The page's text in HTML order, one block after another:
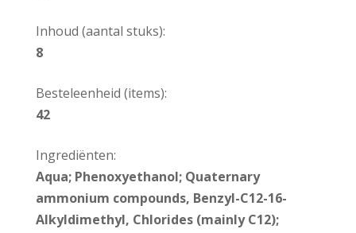
Inhoud (aantal stuks):
8
Besteleenheid (items):
42
Ingrediënten:
Aqua; Phenoxyethanol; Quaternary
ammonium compounds, Benzyl-C12-16-
Alkyldimethyl, Chlorides (mainly C12);